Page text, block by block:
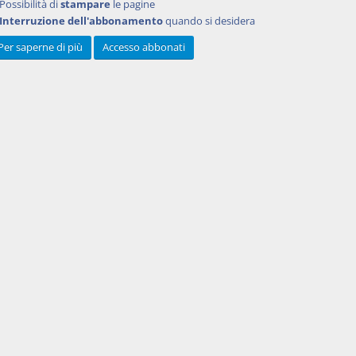
alla
Possibilità distampare le pagine
Interruzione dell'abbonamentoquando si desidera
saperne di più
Accesso abbonati